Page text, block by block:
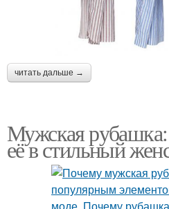
читать дальше →
Мужская рубашка:
её в стильный